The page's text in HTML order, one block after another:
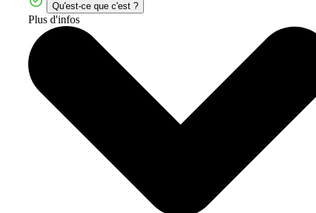
Qu'est-ce que c'est ?
Plus d'infos